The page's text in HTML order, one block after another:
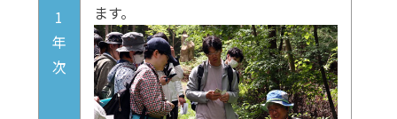
1
年
次
ます。